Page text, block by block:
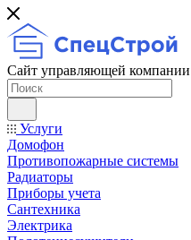
Сайт управляющей компании
Услуги
Домофон
Противопожарные системы
Радиаторы
Приборы учета
Сантехника
Электрика